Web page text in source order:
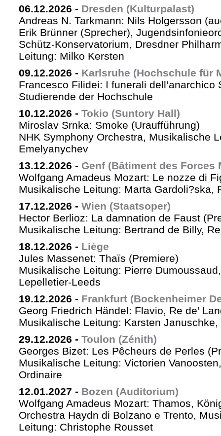
06.12.2026 - Dresden (Kulturpalast)
Andreas N. Tarkmann: Nils Holgersson
Erik Brünner (Sprecher),
Schütz-Konservatorium, Dresdner
Leitung: Milko Kersten
09.12.2026 - Karlsruhe (Hochschule für
Francesco Filidei: I funerali dell’anarchico
Studierende der Hochschule
10.12.2026 - Tokio (Suntory Hall)
Miroslav Srnka: Smoke (Uraufführung)
NHK Symphony Orchestra, Musikalische
Emelyanychev
13.12.2026 - Genf (Bâtiment des Forces
Wolfgang Amadeus Mozart: Le nozze di
Musikalische Leitung: Marta Gardoli?ska,
17.12.2026 - Wien (Staatsoper)
Hector Berlioz: La damnation de Faust
Musikalische Leitung: Bertrand de Billy,
18.12.2026 - Liège
Jules Massenet: Thaïs (Premiere)
Musikalische Leitung: Pierre
Lepelletier-Leeds
19.12.2026 - Frankfurt (Bockenheimer
Georg Friedrich Händel: Flavio, Re de’
Musikalische Leitung: Karsten
29.12.2026 - Toulon (Zénith)
Georges Bizet: Les Pêcheurs de Perles
Musikalische Leitung: Victorien
Ordinaire
12.01.2027 - Bozen (Auditorium)
Wolfgang Amadeus Mozart: Thamos,
Orchestra Haydn di Bolzano e Trento,
Leitung: Christophe Rousset